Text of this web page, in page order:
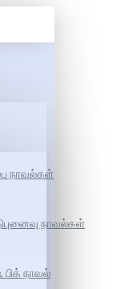
நாவல்கள்
நாவல்கள்
பிக் நாவல்